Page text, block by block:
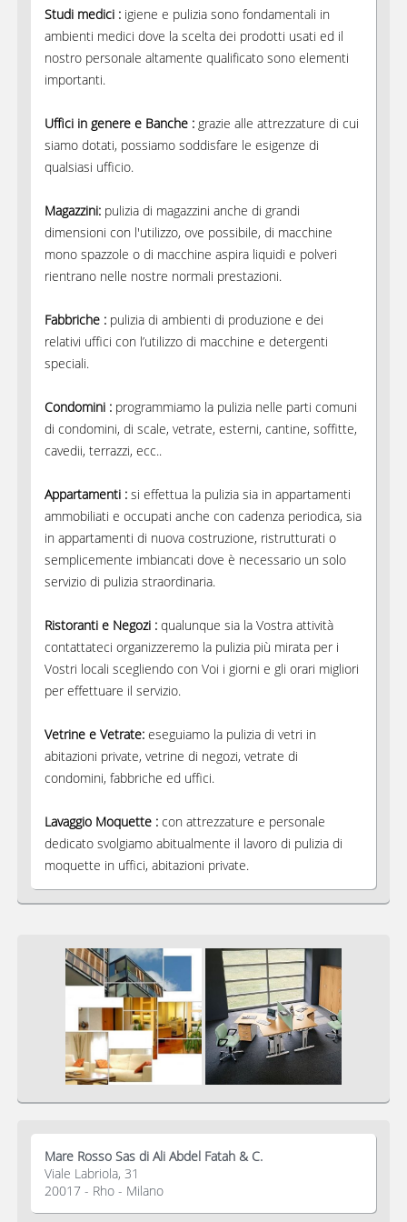
Studi medici : igiene e pulizia sono fondamentali in
ambienti medici dove la scelta dei prodotti usati ed il
nostro personale altamente qualificato sono elementi
importanti.
Uffici in genere e Banche :grazie alle attrezzature di cui
siamo dotati, possiamo soddisfare le esigenze di
qualsiasi ufficio.
Magazzini:pulizia di magazzini anche di grandi
dimensioni con l'utilizzo, ove possibile, di macchine
mono spazzole o di macchine aspira liquidi e polveri
rientrano nelle nostre normali prestazioni.
Fabbriche :pulizia di ambienti di produzione e dei
relativi uffici con l’utilizzo di macchine e detergenti
speciali.
Condomini :programmiamo la pulizia nelle parti comuni
di condomini, di scale, vetrate, esterni, cantine, soffitte,
cavedii, terrazzi, ecc..
Appartamenti :si effettua la pulizia sia in appartamenti
ammobiliati e occupati anche con cadenza periodica, sia
in appartamenti di nuova costruzione, ristrutturati o
semplicemente imbiancati dove è necessario un solo
servizio di pulizia straordinaria.
Ristoranti e Negozi :qualunque sia la Vostra attività
contattateci organizzeremo la pulizia più mirata per i
Vostri locali scegliendo con Voi i giorni e gli orari migliori
per effettuare il servizio.
Vetrine e Vetrate:eseguiamo la pulizia di vetri in
abitazioni private, vetrine di negozi, vetrate di
condomini, fabbriche ed uffici.
Lavaggio Moquette :con attrezzature e personale
dedicato svolgiamo abitualmente il lavoro di pulizia di
moquette in uffici, abitazioni private.
Mare Rosso Sas di Ali Abdel Fatah & C.
Viale Labriola, 31
20017 - Rho - Milano